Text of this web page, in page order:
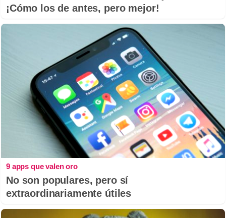
¡Cómo los de antes, pero mejor!
9 apps que valen oro
No son populares, pero sí
extraordinariamente útiles